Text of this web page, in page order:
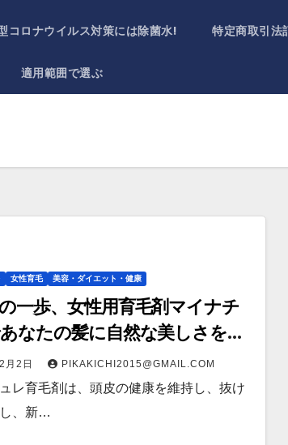
コロナウイルス対策には除菌水! 特定商取引法
適用範囲で選ぶ
女性育毛 美容・ダイエット・健康
一歩、女性用育毛剤マイナチ
なたの髪に自然な美しさを引
‼
月2日 PIKAKICHI2015@GMAIL.COM
レ育毛剤は、頭皮の健康を維持し、抜け
、新…